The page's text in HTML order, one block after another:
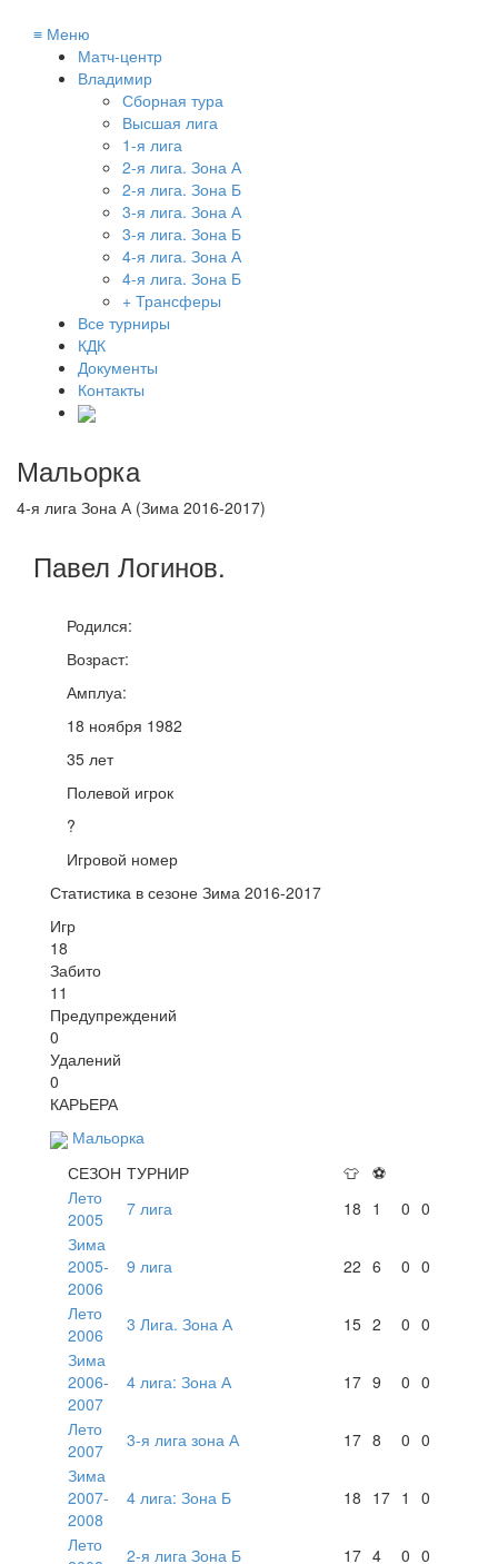
≡ Меню
Матч-центр
Владимир
Сборная тура
Высшая лига
1-я лига
2-я лига. Зона А
2-я лига. Зона Б
3-я лига. Зона А
3-я лига. Зона Б
4-я лига. Зона А
4-я лига. Зона Б
+ Трансферы
Все турниры
КДК
Документы
Контакты
Мальорка
4-я лига Зона А (Зима 2016-2017)
Павел Логинов.
Родился:
Возраст:
Амплуа:
18 ноября 1982
35 лет
Полевой игрок
?
Игровой номер
Статистика в сезоне Зима 2016-2017
Игр
18
Забито
11
Предупреждений
0
Удалений
0
КАРЬЕРА
Мальорка
СЕЗОН ТУРНИР 👕 ⚽
Лето
2005
7 лига 18 1 0 0
Зима
2005-
2006
9 лига 22 6 0 0
Лето
2006
3 Лига. Зона А 15 2 0 0
Зима
2006-
2007
4 лига: Зона А 17 9 0 0
Лето
2007
3-я лига зона А 17 8 0 0
Зима
2007-
2008
4 лига: Зона Б 18 17 1 0
Лето
2-я лига Зона Б 17 4 0 0